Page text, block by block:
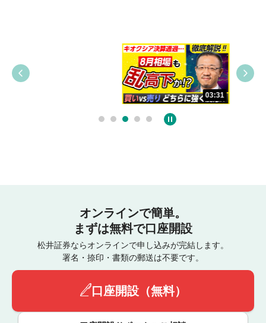
03:31
オンラインで簡単。
まずは無料で口座開設
松井証券ならオンラインで申し込みが完結します。
署名・捺印・書類の郵送は不要です。
口座開設（無料）